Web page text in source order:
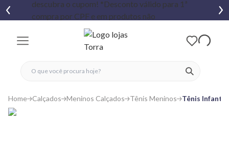
ver
fechar menu
fechar menu
favoritos
Home Calçados Meninos Calçados Tênis Meninos Tênis Infantil